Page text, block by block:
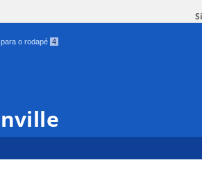
o rodapé 4